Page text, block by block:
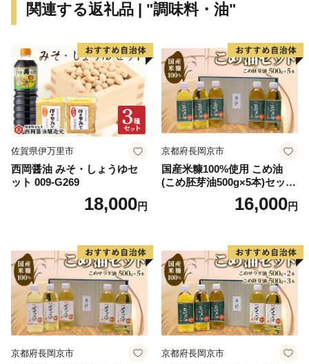
関連する返礼品 | "調味料・油"
佐賀県伊万里市
西岡醤油 みそ・しょうゆセ
ット 009-G269
18,000円
京都府長岡京市
国産米糠100%使用 こめ油
(こめ胚芽油500g×5本)セット
16,000円
京都府長岡京市 京都府長岡京市